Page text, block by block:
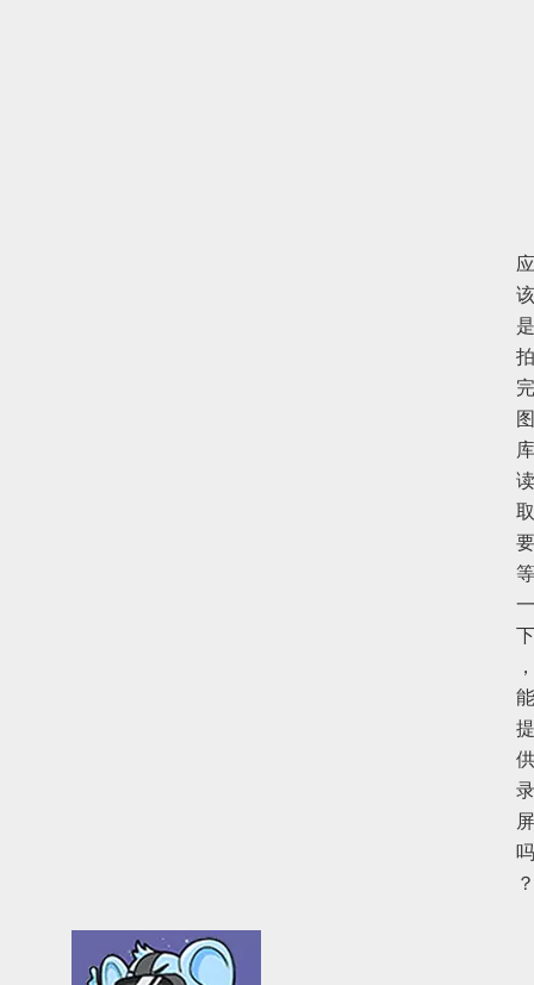
应
该
是
拍
完
图
库
读
取
要
等
一
下
，
能
提
供
录
屏
吗
？